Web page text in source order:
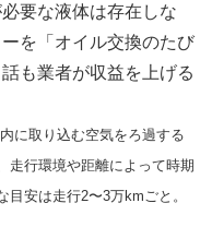
要な液体は存在しな
を「オイル交換のたび
も業者が収益を上げる
に取り込む空気をろ過する
走行環境や距離によって時期
安は走行2〜3万kmごと。